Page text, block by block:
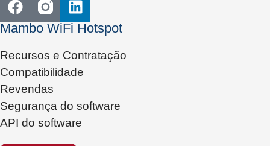
Mambo WiFi Hotspot
Recursos e Contratação
Compatibilidade
Revendas
Segurança do software
API do software